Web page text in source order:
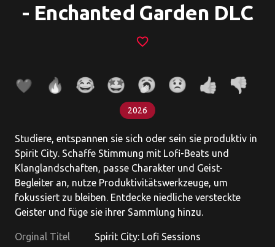
- Enchanted Garden DLC
favorite_border
2026
Studiere, entspannen sie sich oder sein sie produktiv in
Spirit City. Schaffe Stimmung mit Lofi-Beats und
Klanglandschaften, passe Charakter und Geist-
Begleiter an, nutze Produktivitätswerkzeuge, um
fokussiert zu bleiben. Entdecke niedliche versteckte
Geister und füge sie ihrer Sammlung hinzu.
Orginal Titel
Spirit City: Lofi Sessions